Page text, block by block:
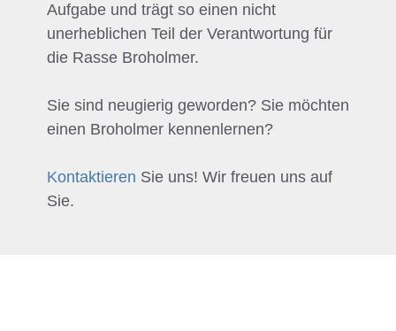
Aufgabe und trägt so einen nicht
unerheblichen Teil der Verantwortung für
die Rasse Broholmer.
Sie sind neugierig geworden? Sie möchten
einen Broholmer kennenlernen?
Kontaktieren Sie uns! Wir freuen uns auf
Sie.